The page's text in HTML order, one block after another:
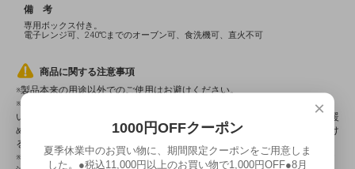
備 考
専用ボックス付き。
電子レンジ可、240℃までのオーブン可、食洗機可、直火不可
商品に関する注意事項
※製品本来の用途以外でのご使用はお避けください。
※電子レンジ、オーブンをご使用の際は、急激な温度変化にご注意くださ
い。ひび割れなどの原因になります（冷蔵庫に入れて冷えた状態の器を、暖
めたオーブンに入れ調理する。レンジ、オーブンで加熱した直後に水に浸け
るなど）。
※BRASSカラーは、酸に長時間触れる事によって黒ずみが生じますので、ご
×
1000円OFFクーポン
夏季休業中のお買い物に、期間限定クーポンをご用意しま
した。●税込11,000円以上のお買い物で1,000円OFF●8月